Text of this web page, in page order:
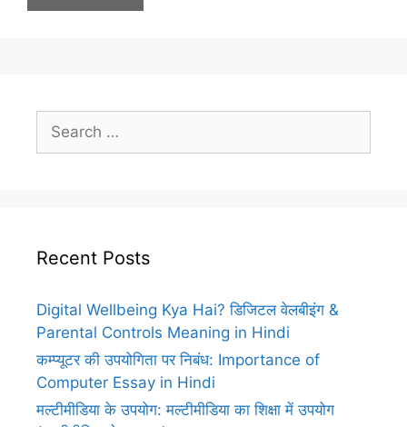
for:
Recent Posts
Digital Wellbeing Kya Hai? डिजिटल वेलबीइंग &
Parental Controls Meaning in Hindi
कम्प्यूटर की उपयोगिता पर निबंध: Importance of
Computer Essay in Hindi
मल्टीमीडिया के उपयोग: मल्टीमीडिया का शिक्षा में उपयोग